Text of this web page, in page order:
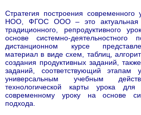
Стратегия построения
НОО, ФГОС ООО – это актуальная
традиционного, репродуктивного
основе системно-
дистанционном курсе
материал в виде схем, таблиц,
создания продуктивных заданий,
заданий, соответствующий
универсальным учебным
технологической карты урока для
современному уроку на основе
подхода.